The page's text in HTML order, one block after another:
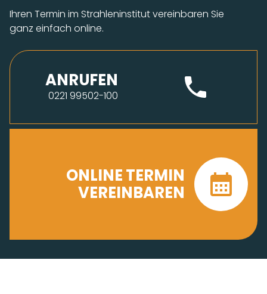
Ihren Termin im Strahleninstitut vereinbaren Sie
ganz einfach online.
ANRUFEN
0221 99502-100
ONLINE TERMIN
VEREINBAREN